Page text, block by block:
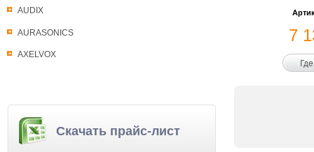
AUDIX
AURASONICS
AXELVOX
Скачать прайс-лист
7